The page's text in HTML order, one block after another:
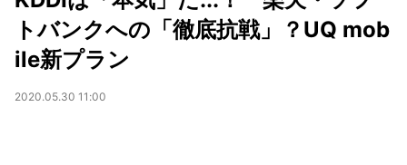
トバンクへの「徹底抗戦」？UQ mob
ile新プラン
2020.05.30 11:00